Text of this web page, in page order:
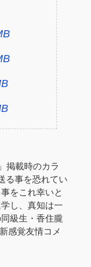
掲載時のカラ
る事を恐れてい
をこれ幸いと
し、真知は一
級生・香住朧
感覚友情コメ